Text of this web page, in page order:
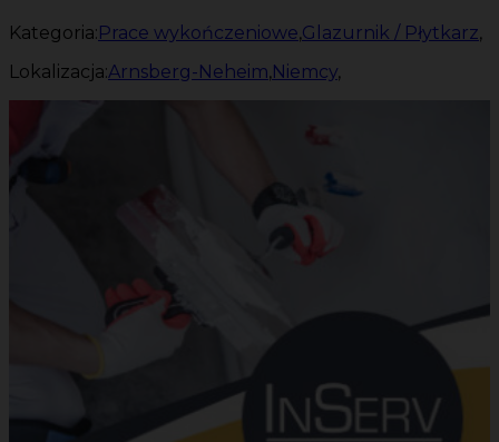
Kategoria:Prace wykończeniowe,Glazurnik / Płytkarz,
Lokalizacja:Arnsberg-Neheim,Niemcy,